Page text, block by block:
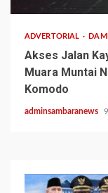
ADVERTORIAL
Akses Jalan
Muara Muntai
Komodo
adminsambaranews